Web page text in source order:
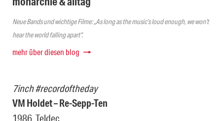
Neue Bands und wichtige Filme: „As long as the music’s loud enough, we won’t
hear the world falling apart“.
mehr über diesen blog
7inch #recordoftheday
VM Holdet – Re-Sepp-Ten
1986, Teldec